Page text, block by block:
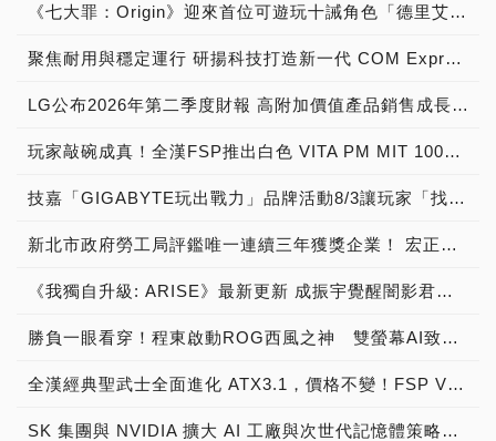
《七大罪：Origin》迎來首位可遊玩十誡角色「德里艾利」
聚焦耐用與穩定運行 研揚科技打造新一代 COM Express Type 6 模組
LG公布2026年第二季度財報 高附加價值產品銷售成長與成本競爭力提升，營業獲利年增 147%
玩家敲碗成真！全漢FSP推出白色 VITA PM MIT 1000W 靜音電源純白上市！ MIT 白金電源首度披上純白戰袍，支援 ATX 3.1、PCIe 5.1，10年保固！
技嘉「GIGABYTE玩出戰力」品牌活動8/3讓玩家「找到專屬配備」
新北市政府勞工局評鑑唯一連續三年獲獎企業！ 宏正三度榮膺新北市政府<友善移工企業>殊榮
《我獨自升級: ARISE》最新更新 成振宇覺醒闇影君主繼承者
勝負一眼看穿！程東啟動ROG西風之神 雙螢幕AI致勝全局
全漢經典聖武士全面進化 ATX3.1，價格不變！FSP VIC BD+ 電競入門最強銅牌電源！ ATX 3.1、全新壓紋線材、登錄享 5 年保固，打造新世代入門電競首選
SK 集團與 NVIDIA 擴大 AI 工廠與次世代記憶體策略合作 規模逾 5,000 億美元的 NVIDIA-SK AI 計畫（NVIDIA-SK AI Initiative）， 涵蓋 SK Telecom 最高達 2GW 的 AI 工廠，以及與 SK 海力士的長期 AI 記憶體合作